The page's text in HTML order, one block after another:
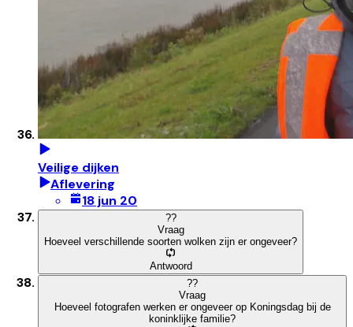
Veilige dijken
Aflevering
18 jun 20
??
Vraag
Hoeveel verschillende soorten wolken zijn er ongeveer?
Antwoord
??
Vraag
Hoeveel fotografen werken er ongeveer op Koningsdag bij de
koninklijke familie?